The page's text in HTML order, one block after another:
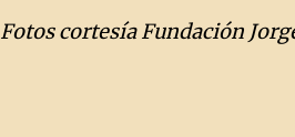
Fotos cortesía Fundación